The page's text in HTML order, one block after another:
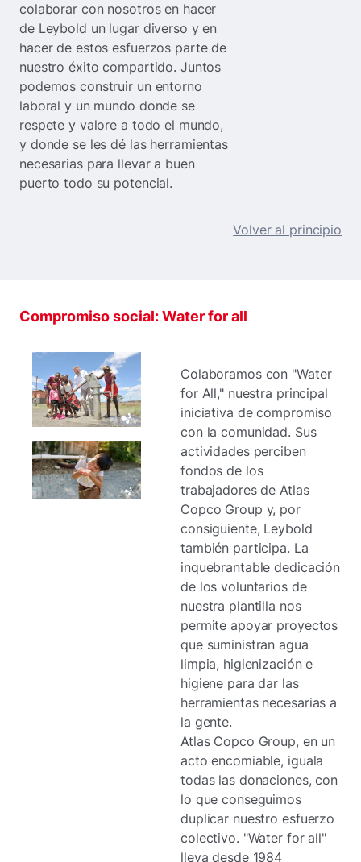
colaborar con nosotros en hacer
de Leybold un lugar diverso y en
hacer de estos esfuerzos parte de
nuestro éxito compartido. Juntos
podemos construir un entorno
laboral y un mundo donde se
respete y valore a todo el mundo,
y donde se les dé las herramientas
necesarias para llevar a buen
puerto todo su potencial.
Volver al principio
Compromiso social: Water for all
Colaboramos con "Water
for All," nuestra principal
iniciativa de compromiso
con la comunidad. Sus
actividades perciben
fondos de los
trabajadores de Atlas
Copco Group y, por
consiguiente, Leybold
también participa. La
inquebrantable dedicación
de los voluntarios de
nuestra plantilla nos
permite apoyar proyectos
que suministran agua
limpia, higienización e
higiene para dar las
herramientas necesarias a
la gente.
Atlas Copco Group, en un
acto encomiable, iguala
todas las donaciones, con
lo que conseguimos
duplicar nuestro esfuerzo
colectivo. "Water for all"
lleva desde 1984